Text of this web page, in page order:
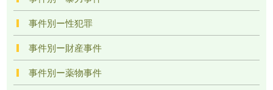
事件別ー性犯罪
事件別ー財産事件
事件別ー薬物事件